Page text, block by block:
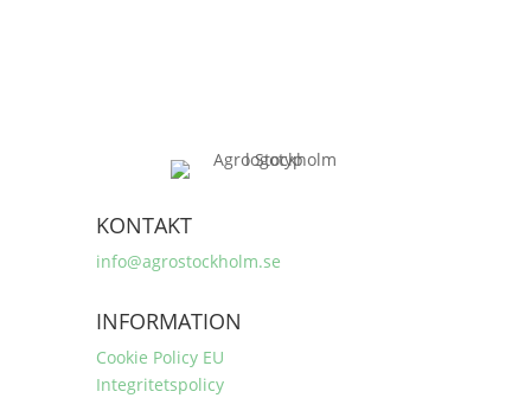
KONTAKT
info@agrostockholm.se
INFORMATION
Cookie Policy EU
Integritetspolicy